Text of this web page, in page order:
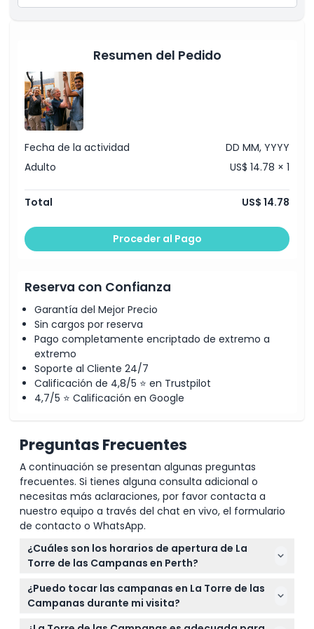
Horario de Apertura
Cosas a Saber
Resumen del Pedido
Fecha de la actividad
DD MM, YYYY
Adulto
US$ 14.78 × 1
Total US$ 14.78
Proceder al Pago
Reserva con Confianza
Garantía del Mejor Precio
Sin cargos por reserva
Pago completamente encriptado de extremo a
extremo
Soporte al Cliente 24/7
Calificación de 4,8/5 ⭐ en Trustpilot
4,7/5 ⭐ Calificación en Google
Preguntas Frecuentes
A continuación se presentan algunas preguntas
frecuentes. Si tienes alguna consulta adicional o
necesitas más aclaraciones, por favor contacta a
nuestro equipo a través del chat en vivo, el formulario
de contacto o WhatsApp.
¿Cuáles son los horarios de apertura de La
Torre de las Campanas en Perth?
La Torre de las Campanas está abierta de jueves a
domingo de 10:00 AM a 4:00 PM, con la última
admisión a las 3:45 PM (sujeto a cambios — por
¿Puedo tocar las campanas en La Torre de las
Campanas durante mi visita?
¡Sí! La Torre de las Campanas ofrece una